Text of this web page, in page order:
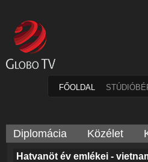
FŐOLDAL
Diplomácia Közélet
Hatvanöt év emlékei -